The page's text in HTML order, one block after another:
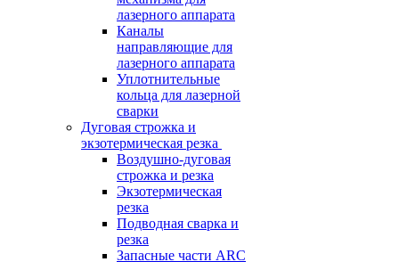
лазерного аппарата
Каналы
направляющие для
лазерного аппарата
Уплотнительные
кольца для лазерной
сварки
Дуговая строжка и
экзотермическая резка
Воздушно-дуговая
строжка и резка
Экзотермическая
резка
Подводная сварка и
резка
Запасные части ARC